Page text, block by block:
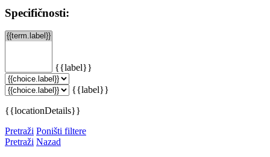
Specifičnosti:
{{label}}
{{label}}
{{locationDetails}}
Pretraži Poništi filtere
Pretraži Nazad